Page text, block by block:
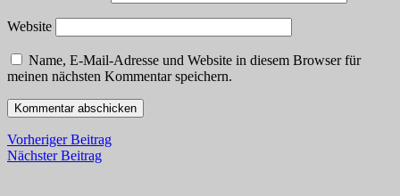
Website
Name, E-Mail-Adresse und Website in diesem Browser für
meinen nächsten Kommentar speichern.
Vorheriger Beitrag
Nächster Beitrag